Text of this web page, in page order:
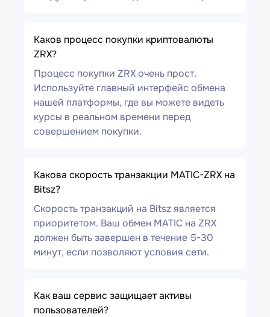
Каков процесс покупки криптовалюты
ZRX?
Процесс покупки ZRX очень прост.
Используйте главный интерфейс обмена
нашей платформы, где вы можете видеть
курсы в реальном времени перед
совершением покупки.
Какова скорость транзакции MATIC-ZRX на
Bitsz?
Скорость транзакций на Bitsz является
приоритетом. Ваш обмен MATIC на ZRX
должен быть завершен в течение 5-30
минут, если позволяют условия сети.
Как ваш сервис защищает активы
пользователей?